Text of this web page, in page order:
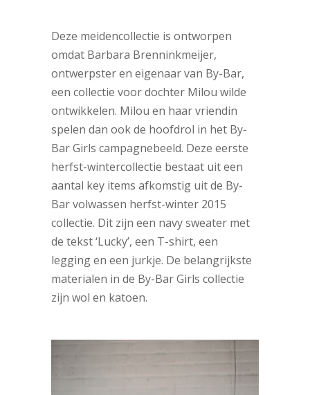
Deze meidencollectie is ontworpen
omdat Barbara Brenninkmeijer,
ontwerpster en eigenaar van By-Bar,
een collectie voor dochter Milou wilde
ontwikkelen. Milou en haar vriendin
spelen dan ook de hoofdrol in het By-
Bar Girls campagnebeeld. Deze eerste
herfst-wintercollectie bestaat uit een
aantal key items afkomstig uit de By-
Bar volwassen herfst-winter 2015
collectie. Dit zijn een navy sweater met
de tekst ‘Lucky’, een T-shirt, een
legging en een jurkje. De belangrijkste
materialen in de By-Bar Girls collectie
zijn wol en katoen.